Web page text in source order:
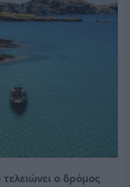
τελειώνει ο δρόμος